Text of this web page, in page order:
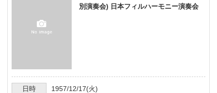
別演奏会) 日本フィルハーモニー演奏会
日時 1957/12/17(火)